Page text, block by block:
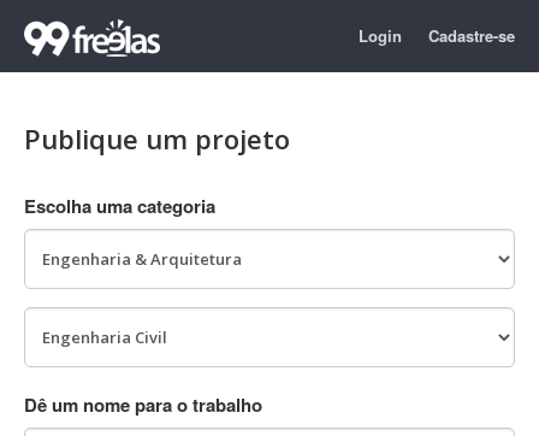
Login Cadastre-se
Publique um projeto
Escolha uma categoria
Dê um nome para o trabalho